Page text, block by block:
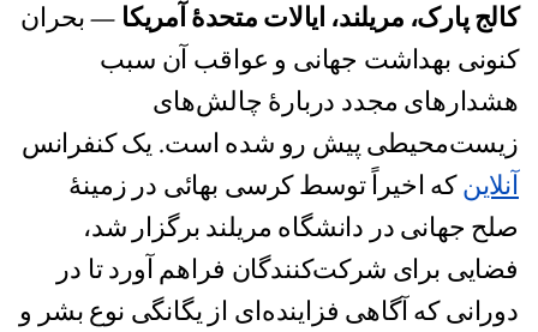
کالج پارک، مریلند، ایالات متحدهٔ آمریکا — بحران
کنونی بهداشت جهانی و عواقب آن سبب
هشدارهای مجدد دربارهٔ چالش‌های
زیست‌محیطی پیش رو شده است. یک کنفرانس
آنلاینکه اخیراً توسط کرسی بهائی در زمینهٔ
صلح جهانی در دانشگاه مریلند برگزار شد،
فضایی برای شرکت‌‌کنندگان فراهم آورد تا در
دورانی که آگاهی فزاینده‌ای از یگانگی نوع بشر و